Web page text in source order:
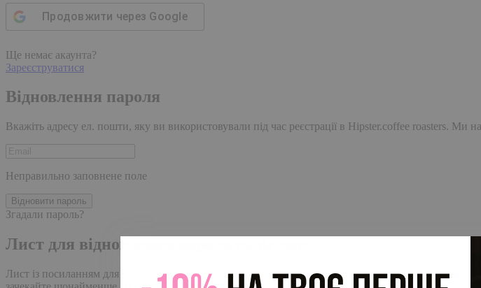
Продовжити через Google
Ще немає акаунта?
Зареєструватися
Відновлення пароля
Вкажіть адресу ел. пошти, яку ви використовували під час реєстрації в Hipster.coffee roasters. Ми
Неправильно заповнене поле
Відновити пароль
Згадали пароль?
Лист для відновлення пароля надіслано.
Лист із посиланням для скидання пароля було надіслано на адресу електронної пошти,